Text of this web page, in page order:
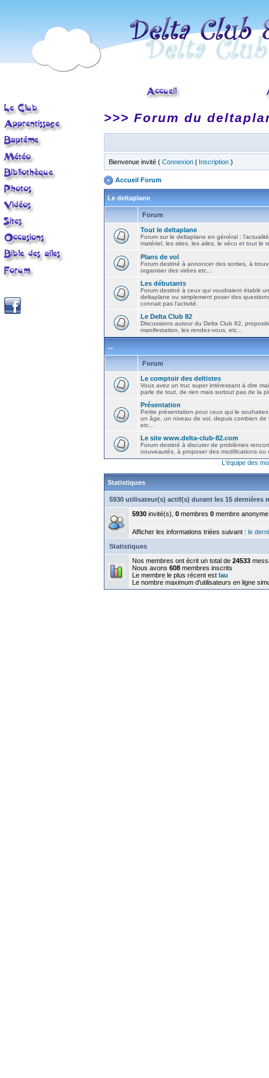
>>> Forum du
Bienvenue invité ( Connexion | Inscription )
Accueil Forum
Le deltaplane
Forum
Tout le deltaplane
Forum sur le deltaplane en général :
matériel, les sites, les ailes, le vécu et tout le
Plans de vol
Forum destiné à annoncer des sorties, à
organiser des virées etc...
Les débutants
Forum destiné à ceux qui voudraient établir
deltaplane ou simplement poser des
connait pas l'activité.
Le Delta Club 82
Discussions autour du Delta Club 82,
manifestation, les rendez-vous, etc...
...
Forum
Le comptoir des deltistes
Vous avez un truc super intéressant à dire
parle de tout, de rien mais surtout pas de la
Présentation
Petite présentation pour ceux qui le
un âge, un niveau de vol, depuis combien de
etc...
Le site www.delta-club-82.com
Forum destiné à discuter de problèmes
nouveautés, à proposer des modifications ou
L'équipe des
Statistiques
5930 utilisateur(s) actif(s) durant les 15 dernières
5930 invité(s), 0 membres 0 membre anonyme
Afficher les informations triées suivant : le
Statistiques
Nos membres ont écrit un total de 24533
Nous avons 608 membres inscrits
Le membre le plus récent est lau
Le nombre maximum d'utilisateurs en ligne